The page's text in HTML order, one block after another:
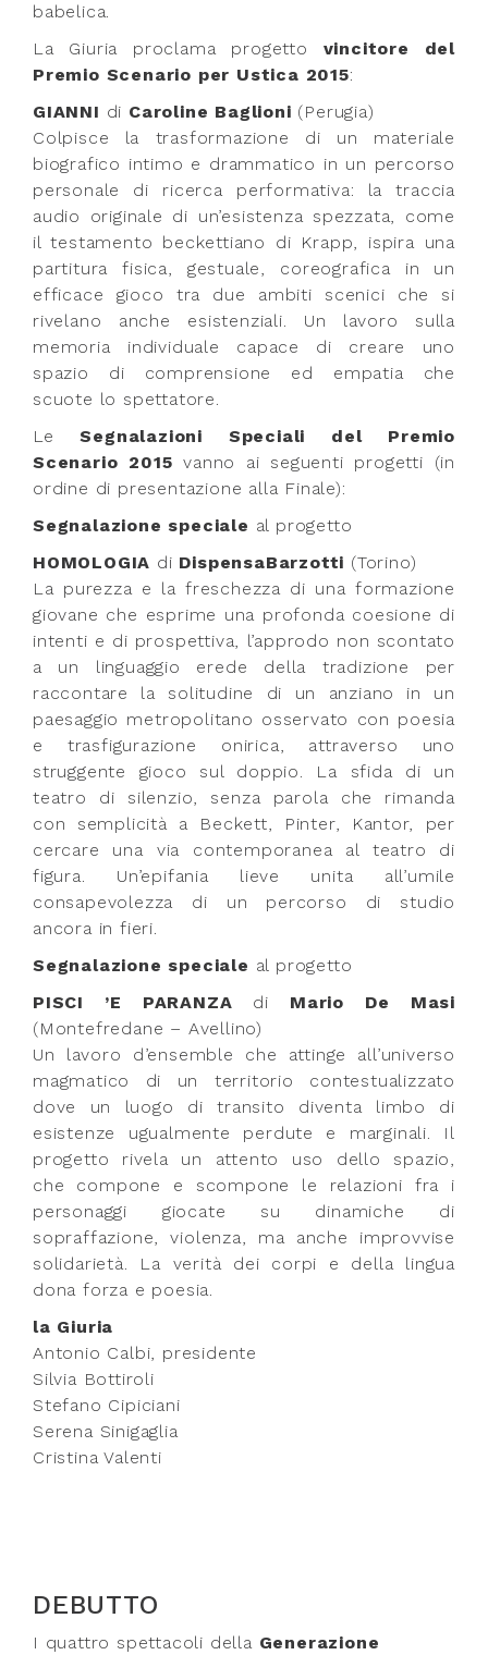
babelica.
La Giuria proclama progetto vincitore del
Premio Scenario per Ustica 2015:
GIANNI di Caroline Baglioni (Perugia)
Colpisce la trasformazione di un materiale
biografico intimo e drammatico in un percorso
personale di ricerca performativa: la traccia
audio originale di un’esistenza spezzata, come
il testamento beckettiano di Krapp, ispira una
partitura fisica, gestuale, coreografica in un
efficace gioco tra due ambiti scenici che si
rivelano anche esistenziali. Un lavoro sulla
memoria individuale capace di creare uno
spazio di comprensione ed empatia che
scuote lo spettatore.
LeSegnalazioni Speciali
del Premio
Scenario 2015 vanno ai seguenti progetti (in
ordine di presentazione alla Finale):
Segnalazione speciale al progetto
HOMOLOGIA di DispensaBarzotti (Torino)
La purezza e la freschezza di una formazione
giovane che esprime una profonda coesione di
intenti e di prospettiva, l’approdo non scontato
a un linguaggio erede della tradizione per
raccontare la solitudine di un anziano in un
paesaggio metropolitano osservato con poesia
e trasfigurazione onirica, attraverso uno
struggente gioco sul doppio. La sfida di un
teatro di silenzio, senza parola che rimanda
con semplicità a Beckett, Pinter, Kantor, per
cercare una via contemporanea al teatro di
figura. Un’epifania lieve unita all’umile
consapevolezza di un percorso di studio
ancora in fieri.
Segnalazione speciale al progetto
PISCI ’E PARANZA di Mario De Masi
(Montefredane – Avellino)
Un lavoro d’ensemble che attinge all’universo
magmatico di un territorio contestualizzato
dove un luogo di transito diventa limbo di
esistenze ugualmente perdute e marginali. Il
progetto rivela un attento uso dello spazio,
che compone e scompone le relazioni fra i
personaggi giocate su dinamiche di
sopraffazione, violenza, ma anche improvvise
solidarietà. La verità dei corpi e della lingua
dona forza e poesia.
la Giuria
Antonio Calbi, presidente
Silvia Bottiroli
Stefano Cipiciani
Serena Sinigaglia
Cristina Valenti
DEBUTTO
I quattro spettacoli della Generazione